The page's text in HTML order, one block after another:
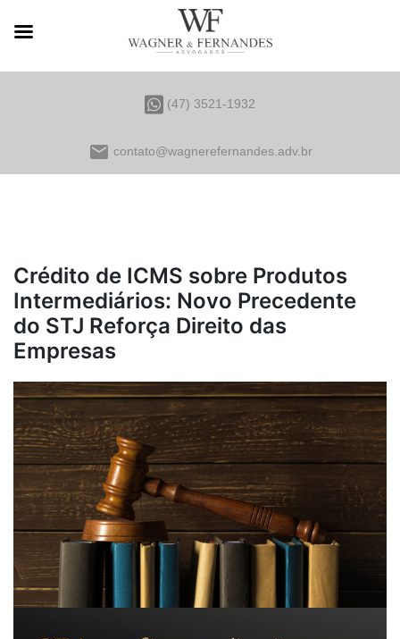
(47) 3521-1932
email contato@wagnerefernandes.adv.br
Crédito de ICMS sobre Produtos
Intermediários: Novo Precedente
do STJ Reforça Direito das
Empresas